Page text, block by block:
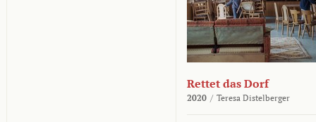
Rettet das Dorf
2020 / Teresa Distelberger